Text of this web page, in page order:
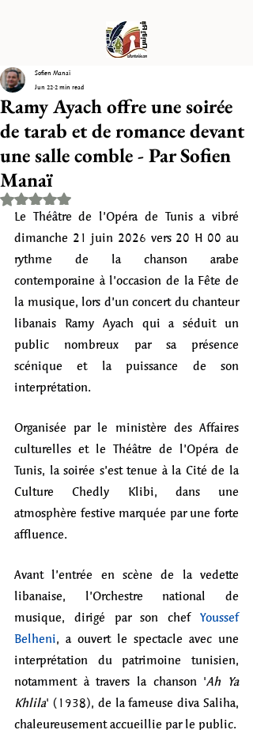
Ramy Ayach offre une soirée
de tarab et de romance devant
une salle comble - Par Sofien
Manaï
Sofien Manaï
Jun 222 min read
Rated NaN out of 5 stars.
Le Théâtre de l’Opéra de Tunis a vibré
dimanche 21 juin 2026 vers 20 H 00 au
rythme de la chanson arabe
contemporaine à l’occasion de la Fête de
la musique, lors d’un concert du chanteur
libanais Ramy Ayach qui a séduit un
public nombreux par sa présence
scénique et la puissance de son
interprétation.
Organisée par le ministère des Affaires
culturelles et le Théâtre de l’Opéra de
Tunis, la soirée s’est tenue à la Cité de la
Culture Chedly Klibi, dans une
atmosphère festive marquée par une forte
affluence.
Avant l’entrée en scène de la vedette
libanaise, l’Orchestre national de
musique, dirigé par son chef Youssef
Belheni, a ouvert le spectacle avec une
interprétation du patrimoine tunisien,
notamment à travers la chanson 'Ah Ya
Khlila' (1938), de la fameuse diva Saliha,